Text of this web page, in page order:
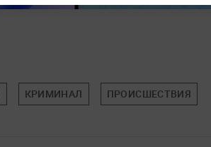
КРИМИНАЛ ПРОИСШЕСТВИЯ